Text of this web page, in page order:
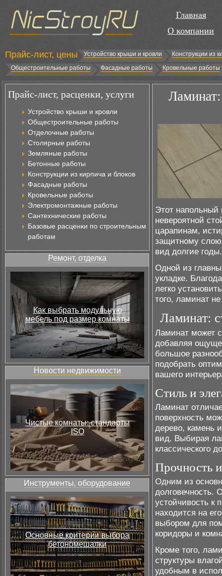
Главная
О компании
Прайс-лист, цены Устройство крыши и кровли
Конструкции из
Общестроительные работы
Фасадные работы Кровельные работы
Прайс-лист, расценки, услуги
Устройство крыши и кровли
Общестроительные работы
Отделочные работы
Столярные работы
Земляные работы
Бетонные работы
Конструкции из кирпича и блоков
Фасадные работы
Кровельные работы
Электромонтажные работы
Сантехнические работы
Базовые расценки по строительным
работам
Ремонт, отделка
Как выбрать модульную
мебель под размер комнаты
Новости недвижимости
Чистые комнаты: стандарты
ISO
Инструменты, оборудование
Основные критерии выбора
бетономешалки
Этот напольный
невероятной
царапинам,
защитному
вид долгие годы.
Одной из
укладке.
легко
того, ламинат
Ламинат:
Ламинат может
добавляя
большое
подобрать
вашего
Стиль и
Ламинат
поверхность
дерево, камень
вид. Выбирая
классического
Прочность
Одним из
долговечность.
устойчивость к
находится на
выбором для
коридоры и
Кроме того,
структуры
удобным в